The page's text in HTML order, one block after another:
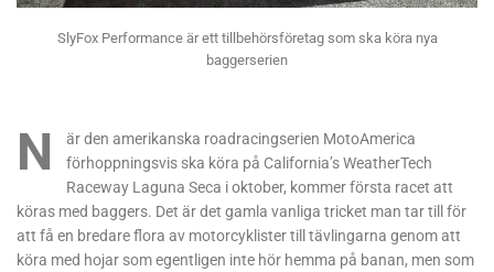
SlyFox Performance är ett tillbehörsföretag som ska köra nya
baggerserien
N
är den amerikanska roadracingserien MotoAmerica
förhoppningsvis ska köra på California’s WeatherTech
Raceway Laguna Seca i oktober, kommer första racet att
köras med baggers. Det är det gamla vanliga tricket man tar till för
att få en bredare flora av motorcyklister till tävlingarna genom att
köra med hojar som egentligen inte hör hemma på banan, men som